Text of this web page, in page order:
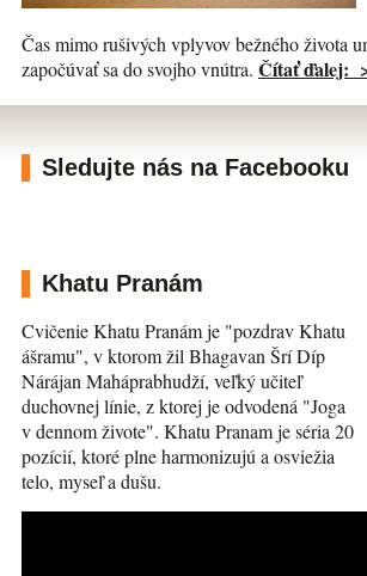
Čas mimo rušivých vplyvov bežného života
započúvať sa do svojho vnútra. Čítať ďalej:
Sledujte nás na Facebooku
Khatu Pranám
Cvičenie Khatu Pranám je "pozdrav Khatu
ášramu", v ktorom žil Bhagavan Šrí Díp
Nárájan Maháprabhudží, veľký učiteľ
duchovnej línie, z ktorej je odvodená "Joga
v dennom živote". Khatu Pranam je séria 20
pozícií, ktoré plne harmonizujú a osviežia
telo, myseľ a dušu.